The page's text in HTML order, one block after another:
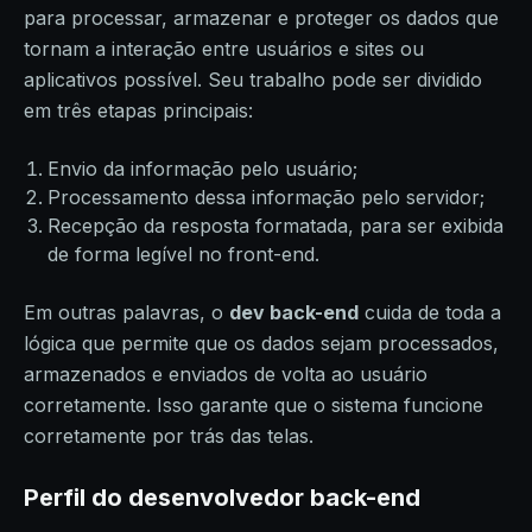
para processar, armazenar e proteger os dados que
tornam a interação entre usuários e sites ou
aplicativos possível. Seu trabalho pode ser dividido
em três etapas principais:
Envio da informação pelo usuário;
Processamento dessa informação pelo servidor;
Recepção da resposta formatada, para ser exibida
de forma legível no front-end.
Em outras palavras, o dev back-end cuida de toda a
lógica que permite que os dados sejam processados,
armazenados e enviados de volta ao usuário
corretamente. Isso garante que o sistema funcione
corretamente por trás das telas.
Perfil do desenvolvedor back-end